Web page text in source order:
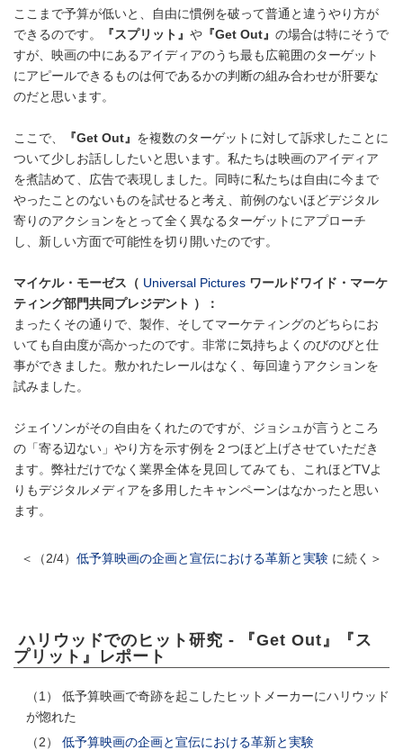
ここまで予算が低いと、自由に慣例を破って普通と違うやり方が
できるのです。
『スプリット』 や 『Get Out』 の場合は特にそうで
すが、映画の中にあるアイディアのうち最も広範囲のターゲット
にアピールできるものは何であるかの判断の組み合わせが肝要な
のだと思います。
ここで、 『Get Out』 を複数のターゲットに対して訴求したことに
ついて少しお話ししたいと思います。私たちは映画のアイディア
を煮詰めて、広告で表現しました。同時に私たちは自由に今まで
やったことのないものを試せると考え、前例のないほどデジタル
寄りのアクションをとって全く異なるターゲットにアプローチ
し、新しい方面で可能性を切り開いたのです。
マイケル・モーゼス（ Universal Pictures ワールドワイド・マーケ
ティング部門共同プレジデント ）：
まったくその通りで、製作、そしてマーケティングのどちらにお
いても自由度が高かったのです。非常に気持ちよくのびのびと仕
事ができました。敷かれたレールはなく、毎回違うアクションを
試みました。
ジェイソンがその自由をくれたのですが、ジョシュが言うところ
の「寄る辺ない」やり方を示す例を２つほど上げさせていただき
ます。弊社だけでなく業界全体を見回してみても、これほどTVよ
りもデジタルメディアを多用したキャンペーンはなかったと思い
ます。
＜（2/4） 低予算映画の企画と宣伝における革新と実験 に続く＞
ハリウッドでのヒット研究 - 『Get Out』『ス
プリット』レポート
（1） 低予算映画で奇跡を起こしたヒットメーカーにハリウッド
が惚れた
（2） 低予算映画の企画と宣伝における革新と実験